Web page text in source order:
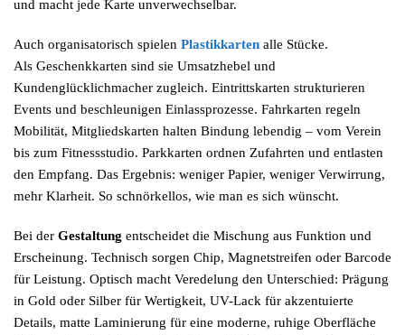
und macht jede Karte unverwechselbar.
Auch organisatorisch spielen Plastikkarten alle Stücke.
Als Geschenkkarten sind sie Umsatzhebel und
Kundenglücklichmacher zugleich. Eintrittskarten strukturieren
Events und beschleunigen Einlassprozesse. Fahrkarten regeln
Mobilität, Mitgliedskarten halten Bindung lebendig – vom Verein
bis zum Fitnessstudio. Parkkarten ordnen Zufahrten und entlasten
den Empfang. Das Ergebnis: weniger Papier, weniger Verwirrung,
mehr Klarheit. So schnörkellos, wie man es sich wünscht.
Bei der Gestaltung entscheidet die Mischung aus Funktion und
Erscheinung. Technisch sorgen Chip, Magnetstreifen oder Barcode
für Leistung. Optisch macht Veredelung den Unterschied: Prägung
in Gold oder Silber für Wertigkeit, UV-Lack für akzentuierte
Details, matte Laminierung für eine moderne, ruhige Oberfläche